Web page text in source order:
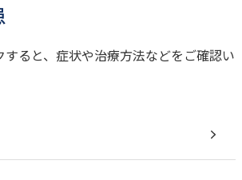
ると、症状や治療方法などをご確認い